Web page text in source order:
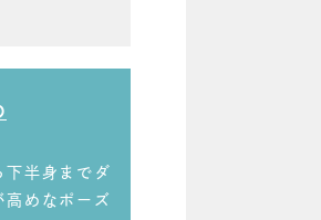
下半身までダ
高めなポーズ